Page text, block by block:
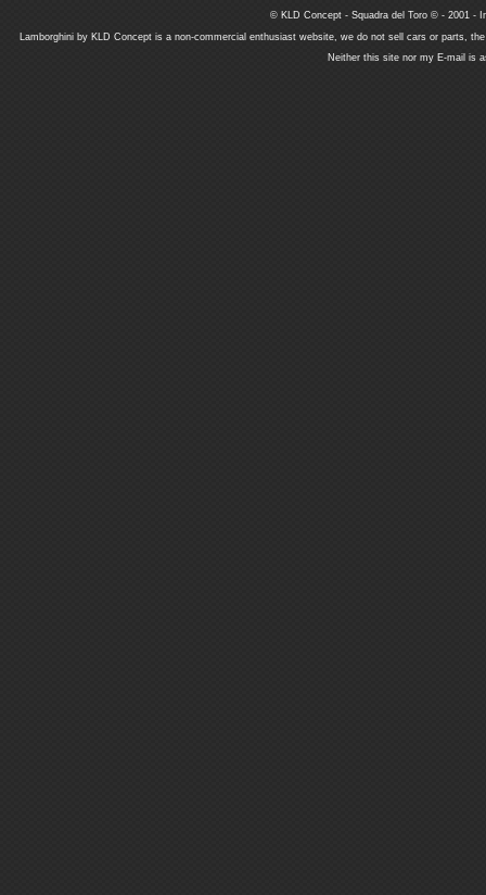
© KLD Concept - Squadra del Toro © - 2001 -
Lamborghini by KLD Concept is a non-commercial enthusiast website, we do not sell cars or parts,
Neither this site nor my E-mail is